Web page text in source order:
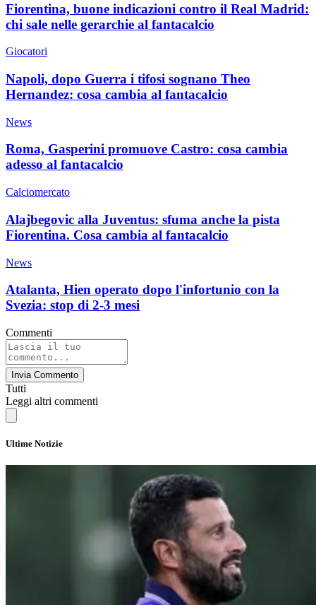
Fiorentina, buone indicazioni contro il Real Madrid:
chi sale nelle gerarchie al fantacalcio
Giocatori
Napoli, dopo Guerra i tifosi sognano Theo
Hernandez: cosa cambia al fantacalcio
News
Roma, Gasperini promuove Castro: cosa cambia
adesso al fantacalcio
Calciomercato
Alajbegovic alla Juventus: sfuma anche la pista
Fiorentina. Cosa cambia al fantacalcio
News
Atalanta, Hien operato dopo l'infortunio con la
Svezia: stop di 2-3 mesi
Commenti
Invia Commento
Tutti
Leggi altri commenti
Ultime Notizie